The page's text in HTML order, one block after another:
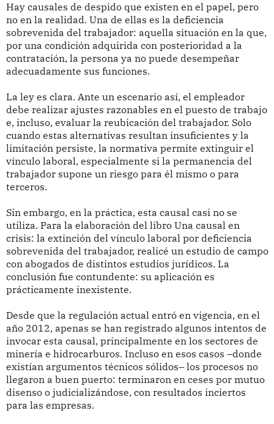
Hay causales de despido que existen en el papel, pero
no en la realidad. Una de ellas es la deficiencia
sobrevenida del trabajador: aquella situación en la que,
por una condición adquirida con posterioridad a la
contratación, la persona ya no puede desempeñar
adecuadamente sus funciones.
La ley es clara. Ante un escenario así, el empleador
debe realizar ajustes razonables en el puesto de trabajo
e, incluso, evaluar la reubicación del trabajador. Solo
cuando estas alternativas resultan insuficientes y la
limitación persiste, la normativa permite extinguir el
vínculo laboral, especialmente si la permanencia del
trabajador supone un riesgo para él mismo o para
terceros.
Sin embargo, en la práctica, esta causal casi no se
utiliza. Para la elaboración del libro Una causal en
crisis: la extinción del vínculo laboral por deficiencia
sobrevenida del trabajador, realicé un estudio de campo
con abogados de distintos estudios jurídicos. La
conclusión fue contundente: su aplicación es
prácticamente inexistente.
Desde que la regulación actual entró en vigencia, en el
año 2012, apenas se han registrado algunos intentos de
invocar esta causal, principalmente en los sectores de
minería e hidrocarburos. Incluso en esos casos –donde
existían argumentos técnicos sólidos– los procesos no
llegaron a buen puerto: terminaron en ceses por mutuo
disenso o judicializándose, con resultados inciertos
para las empresas.